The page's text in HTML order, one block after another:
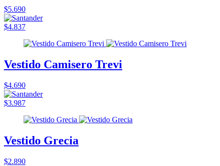
$5.690
$4.837
Vestido Camisero Trevi
$4.690
$3.987
Vestido Grecia
$2.890